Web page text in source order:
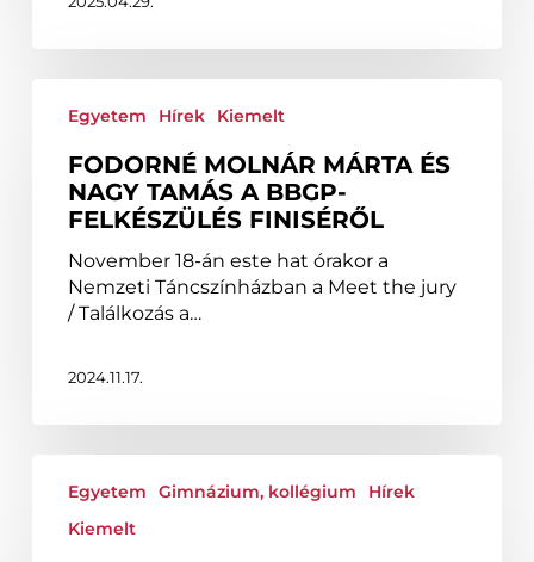
Molnár
Nagy
Tamás
BBGP-
felkészülés
finiséről
Egyetem Hírek Kiemelt
FODORNÉ MOLNÁR MÁRTA ÉS
NAGY TAMÁS A BBGP-
FELKÉSZÜLÉS FINISÉRŐL
November 18-án este hat órakor a
Nemzeti Táncszínházban a Meet the jury
/ Találkozás a…
2024.11.17.
balett
Egyetem Gimnázium, kollégium
Hírek
Kiemelt